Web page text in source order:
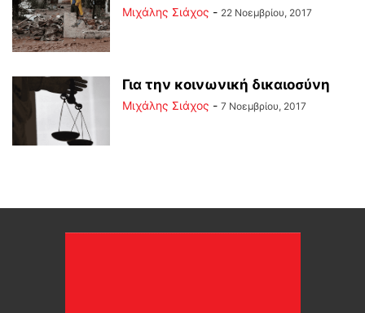
Μιχάλης Σιάχος - 22 Νοεμβρίου, 2017
Για την κοινωνική δικαιοσύνη
Μιχάλης Σιάχος - 7 Νοεμβρίου, 2017